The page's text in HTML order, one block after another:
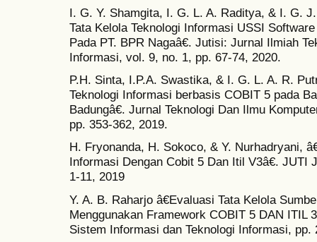
I. G. Y. Shamgita, I. G. L. A. Raditya, & I. G.
Tata Kelola Teknologi Informasi USSI
Pada PT. BPR Nagaâ€. Jutisi: Jurnal Ilmiah
Informasi, vol. 9, no. 1, pp. 67-74, 2020.
P.H. Sinta, I.P.A. Swastika, & I. G. L. A. R.
Teknologi Informasi berbasis COBIT 5 pada
Badungâ€. Jurnal Teknologi Dan Ilmu
pp. 353-362, 2019.
H. Fryonanda, H. Sokoco, & Y. Nurhadryani,
Informasi Dengan Cobit 5 Dan Itil V3â€. JUTI
1-11, 2019
Y. A. B. Raharjo â€Evaluasi Tata Kelola
Menggunakan Framework COBIT 5 DAN ITIL
Sistem Informasi dan Teknologi Informasi, pp.